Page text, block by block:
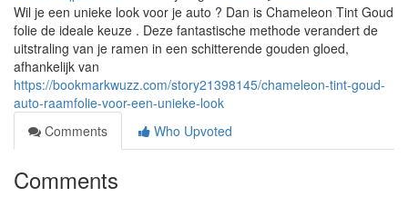
Wil je een unieke look voor je auto ? Dan is Chameleon Tint Goud
folie de ideale keuze . Deze fantastische methode verandert de
uitstraling van je ramen in een schitterende gouden gloed,
afhankelijk van
https://bookmarkwuzz.com/story21398145/chameleon-tint-goud-
auto-raamfolie-voor-een-unieke-look
Comments
Who Upvoted
Comments